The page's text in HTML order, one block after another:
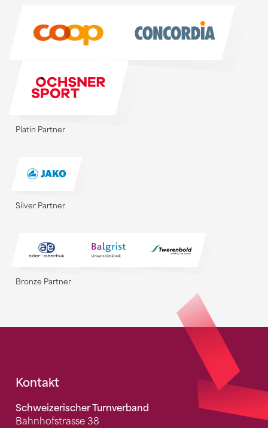
Platin Partner
Silver Partner
Bronze Partner
Fusszeile
Kontakt
Schweizerischer Turnverband
Bahnhofstrasse 38